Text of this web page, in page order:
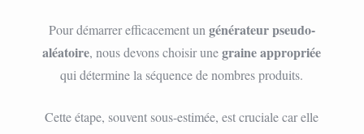
Pour démarrer efficacement ungénérateur pseudo-
aléatoire, nous devons choisir unegraine appropriée
qui détermine la séquence de nombres produits.
Cette étape, souvent sous-estimée, est cruciale car elle